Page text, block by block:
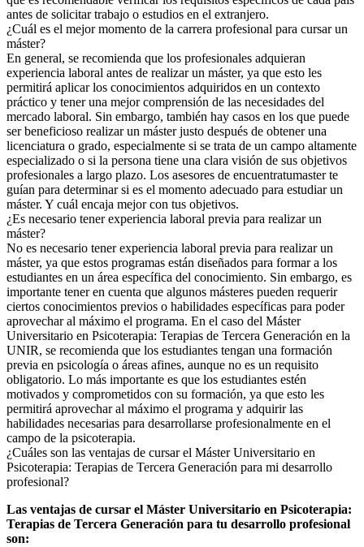
antes de solicitar trabajo o estudios en el extranjero.
¿Cuál es el mejor momento de la carrera profesional para cursar un
máster?
En general, se recomienda que los profesionales adquieran
experiencia laboral antes de realizar un máster, ya que esto les
permitirá aplicar los conocimientos adquiridos en un contexto
práctico y tener una mejor comprensión de las necesidades del
mercado laboral. Sin embargo, también hay casos en los que puede
ser beneficioso realizar un máster justo después de obtener una
licenciatura o grado, especialmente si se trata de un campo altamente
especializado o si la persona tiene una clara visión de sus objetivos
profesionales a largo plazo. Los asesores de encuentratumaster te
guían para determinar si es el momento adecuado para estudiar un
máster. Y cuál encaja mejor con tus objetivos.
¿Es necesario tener experiencia laboral previa para realizar un
máster?
No es necesario tener experiencia laboral previa para realizar un
máster, ya que estos programas están diseñados para formar a los
estudiantes en un área específica del conocimiento. Sin embargo, es
importante tener en cuenta que algunos másteres pueden requerir
ciertos conocimientos previos o habilidades específicas para poder
aprovechar al máximo el programa. En el caso del Máster
Universitario en Psicoterapia: Terapias de Tercera Generación en la
UNIR, se recomienda que los estudiantes tengan una formación
previa en psicología o áreas afines, aunque no es un requisito
obligatorio. Lo más importante es que los estudiantes estén
motivados y comprometidos con su formación, ya que esto les
permitirá aprovechar al máximo el programa y adquirir las
habilidades necesarias para desarrollarse profesionalmente en el
campo de la psicoterapia.
¿Cuáles son las ventajas de cursar el Máster Universitario en
Psicoterapia: Terapias de Tercera Generación para mi desarrollo
profesional?
Las ventajas de cursar el Máster Universitario en Psicoterapia:
Terapias de Tercera Generación para tu desarrollo profesional
son: